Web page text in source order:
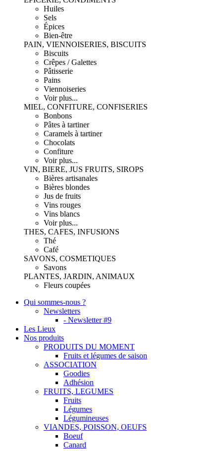
Huiles
Sels
Épices
Bien-être
PAIN, VIENNOISERIES, BISCUITS
Biscuits
Crêpes / Galettes
Pâtisserie
Pains
Viennoiseries
Voir plus...
MIEL, CONFITURE, CONFISERIES
Bonbons
Pâtes à tartiner
Caramels à tartiner
Chocolats
Confiture
Voir plus...
VIN, BIERE, JUS FRUITS, SIROPS
Bières artisanales
Bières blondes
Jus de fruits
Vins rouges
Vins blancs
Voir plus...
THES, CAFES, INFUSIONS
Thé
Café
SAVONS, COSMETIQUES
Savons
PLANTES, JARDIN, ANIMAUX
Fleurs coupées
Qui sommes-nous ?
Newsletters
- Newsletter #9
Les Lieux
Nos produits
PRODUITS DU MOMENT
Fruits et légumes de saison
ASSOCIATION
Goodies
Adhésion
FRUITS, LEGUMES
Fruits
Légumes
Légumineuses
VIANDES, POISSON, OEUFS
Boeuf
Canard